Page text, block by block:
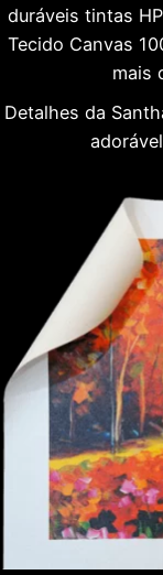
duráveis tintas
Tecido Canvas
mais
Detalhes da